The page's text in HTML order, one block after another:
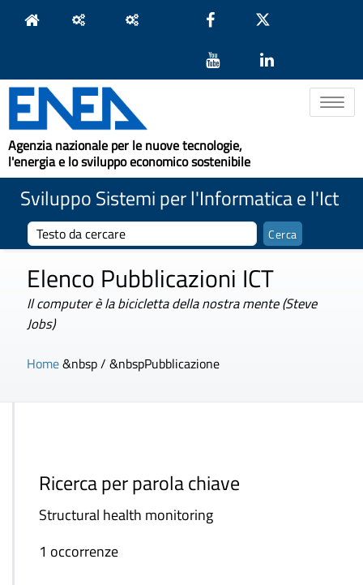
Toggle
Agenzia nazionale per le nuove tecnologie,
l'energia e lo sviluppo economico sostenibile
Sviluppo Sistemi per l'Informatica e l'Ict
Elenco Pubblicazioni ICT
Il computer è la bicicletta della nostra mente (Steve
Jobs)
Home&nbsp / &nbspPubblicazione
Ricerca per parola chiave
Structural health monitoring
1 occorrenze